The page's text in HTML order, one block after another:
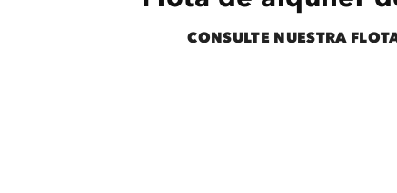
CONSULTE NUESTRA